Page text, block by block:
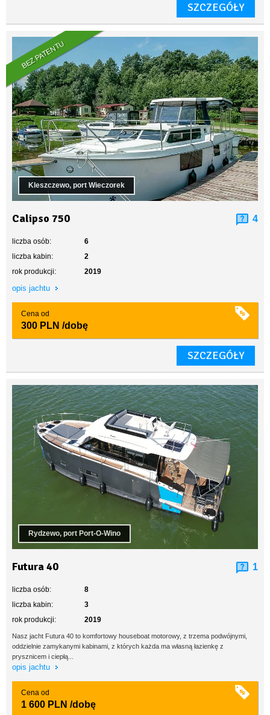
SZCZEGÓŁY
BEZ PATENTU
Kleszczewo, port Wieczorek
Calipso 750 4
liczba osób:
6
liczba kabin:
2
rok produkcji:
2019
opis jachtu
Cena od
300 PLN /dobę
SZCZEGÓŁY
Rydzewo, port Port-O-Wino
Futura 40 1
liczba osób:
8
liczba kabin:
3
rok produkcji:
2019
Nasz jacht Futura 40 to komfortowy houseboat motorowy, z trzema podwójnymi,
oddzielnie zamykanymi kabinami, z których każda ma własną łazienkę z
prysznicem i ciepłą...
opis jachtu
Cena od
1 600 PLN /dobę